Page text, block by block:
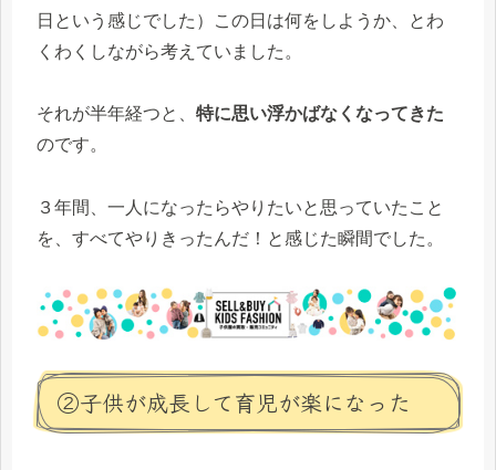
日という感じでした）この日は何をしようか、とわ
くわくしながら考えていました。
それが半年経つと、 特に思い浮かばなくなってきた
のです。
３年間、一人になったらやりたいと思っていたこと
を、すべてやりきったんだ！と感じた瞬間でした。
②子供が成長して育児が楽になった